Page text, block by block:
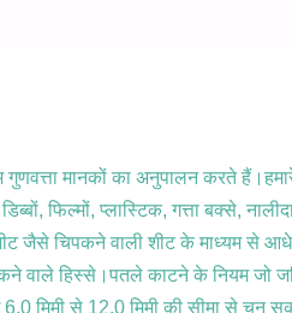
मानकों का अनुपालन करते
फिल्मों, प्लास्टिक, गत्ता बक्से,
जैसे चिपकने वाली शीट के माध्यम से
वाले हिस्से।पतले काटने के नियम जो
मिमी से 12.0 मिमी की सीमा से चुन